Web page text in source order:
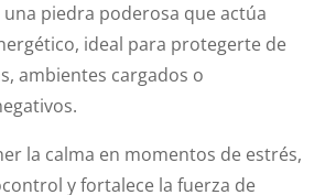
una piedra poderosa que actúa
ideal para protegerte de
ambientes cargados o
la calma en momentos de estrés,
y fortalece la fuerza de